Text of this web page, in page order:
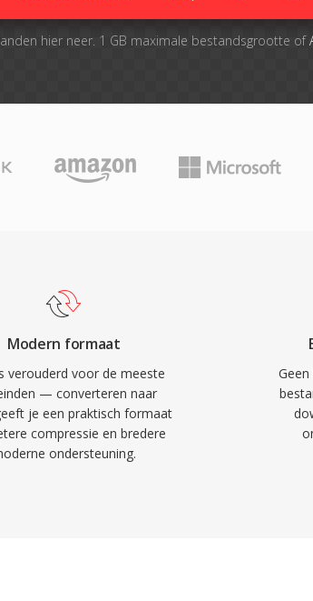
hier neer. 1 GB maximale bestandsgrootte of
Modern formaat
verouderd voor de meeste
— converteren naar
je een praktisch formaat
compressie en bredere
ondersteuning.